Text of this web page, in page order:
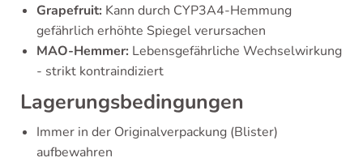
Grapefruit: Kann durch CYP3A4-Hemmung
gefährlich erhöhte Spiegel verursachen
MAO-Hemmer: Lebensgefährliche Wechselwirkung
- strikt kontraindiziert
Lagerungsbedingungen
Immer in der Originalverpackung (Blister)
aufbewahren